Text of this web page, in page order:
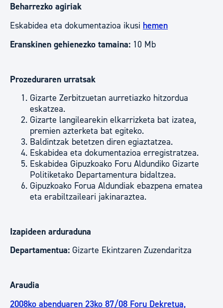
Beharrezko agiriak
Eskabidea eta dokumentazioa ikusi hemen
Eranskinen gehienezko tamaina: 10 Mb
Prozeduraren urratsak
Gizarte Zerbitzuetan aurretiazko hitzordua
eskatzea.
Gizarte langilearekin elkarrizketa bat izatea,
premien azterketa bat egiteko.
Baldintzak betetzen diren egiaztatzea.
Eskabidea eta dokumentazioa erregistratzea.
Eskabidea Gipuzkoako Foru Aldundiko Gizarte
Politiketako Departamentura bidaltzea.
Gipuzkoako Forua Aldundiak ebazpena ematea
eta erabiltzaileari jakinaraztea.
Izapideen arduraduna
Departamentua: Gizarte Ekintzaren Zuzendaritza
Araudia
2008ko abenduaren 23ko 87/08 Foru Dekretua,